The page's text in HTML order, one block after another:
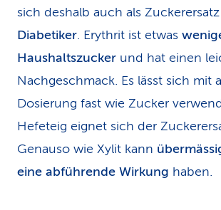
sich deshalb auch als
Diabetiker. Erythrit ist etwas
Haushaltszucker und hat einen
Nachgeschmack. Es lässt sich mit
Dosierung fast wie Zucker
Hefeteig eignet sich der
Genauso wie Xylit kann
eine abführende Wirkung haben.